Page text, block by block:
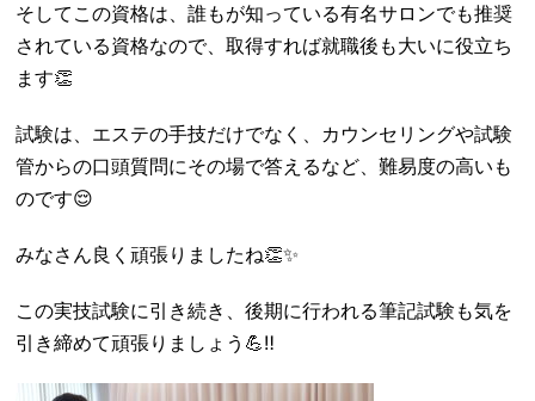
そしてこの資格は、誰もが知っている有名サロンでも推奨
されている資格なので、取得すれば就職後も大いに役立ち
ます👏
試験は、エステの手技だけでなく、カウンセリングや試験
管からの口頭質問にその場で答えるなど、難易度の高いも
のです😌
みなさん良く頑張りましたね👏✨
この実技試験に引き続き、後期に行われる筆記試験も気を
引き締めて頑張りましょう💪‼